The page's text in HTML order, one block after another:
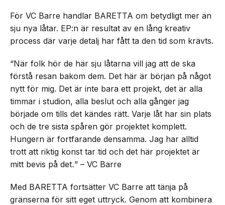
För VC Barre handlar BARETTA om betydligt mer än
sju nya låtar. EP:n är resultat av en lång kreativ
process där varje detalj har fått ta den tid som krävts.
“När folk hör de här sju låtarna vill jag att de ska
förstå resan bakom dem. Det här är början på något
nytt för mig. Det är inte bara ett projekt, det är alla
timmar i studion, alla beslut och alla gånger jag
började om tills det kändes rätt. Varje låt har sin plats
och de tre sista spåren gör projektet komplett.
Hungern är fortfarande densamma. Jag har alltid
trott att riktig konst tar tid och det här projektet är
mitt bevis på det.” – VC Barre
Med BARETTA fortsätter VC Barre att tänja på
gränserna för sitt eget uttryck. Genom att kombinera